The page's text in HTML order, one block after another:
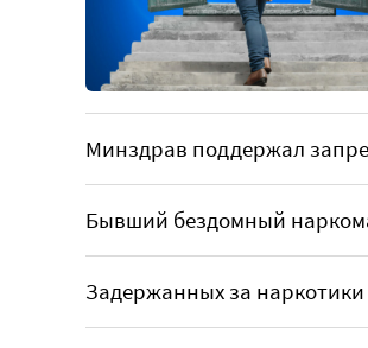
Минздрав поддержал
Бывший бездомный
Задержанных за